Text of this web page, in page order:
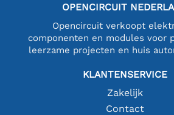
OPENCIRCUIT
Opencircuit verkoopt
componenten en modules voor
leerzame projecten en huis
KLANTENSERVICE
Zakelijk
Contact